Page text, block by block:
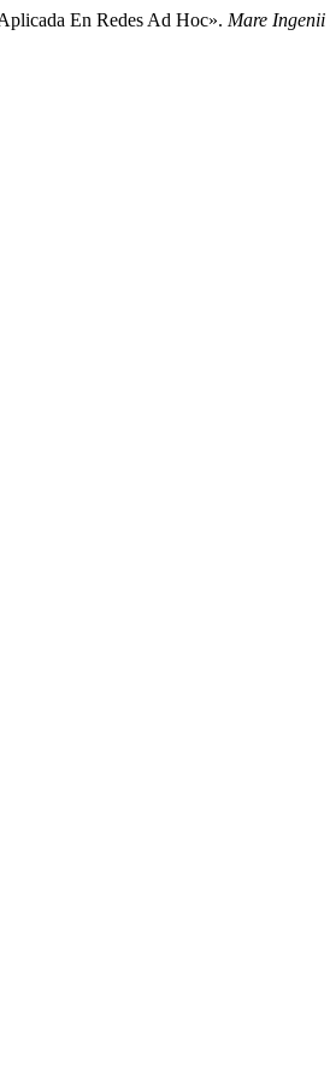
En Redes Ad Hoc». Mare Ingenii